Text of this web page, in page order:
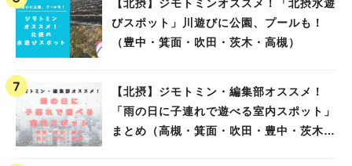
【北摂】ジモトミンオススメ！「北摂水遊
びスポット」川遊びに公園、プールも！
（豊中・箕面・吹田・茨木・高槻）
【北摂】ジモトミン・編集部オススメ！
「雨の日に子連れで遊べる室内スポット」
まとめ（高槻・箕面・吹田・豊中・茨木・